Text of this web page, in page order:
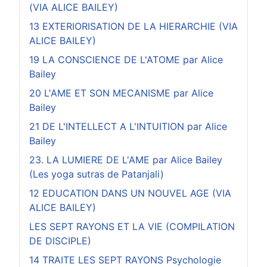
(VIA ALICE BAILEY)
13 EXTERIORISATION DE LA HIERARCHIE (VIA
ALICE BAILEY)
19 LA CONSCIENCE DE L'ATOME par Alice
Bailey
20 L'AME ET SON MECANISME par Alice
Bailey
21 DE L'INTELLECT A L'INTUITION par Alice
Bailey
23. LA LUMIERE DE L'AME par Alice Bailey
(Les yoga sutras de Patanjali)
12 EDUCATION DANS UN NOUVEL AGE (VIA
ALICE BAILEY)
LES SEPT RAYONS ET LA VIE (COMPILATION
DE DISCIPLE)
14 TRAITE LES SEPT RAYONS Psychologie